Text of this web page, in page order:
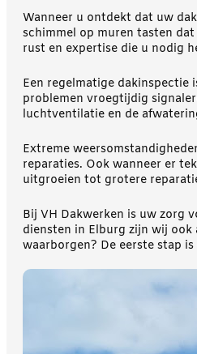
Wanneer u ontdekt dat uw
schimmel op muren tasten
rust en expertise die u nodig
Een regelmatige dakinspectie
problemen vroegtijdig
luchtventilatie en de
Extreme
reparaties. Ook wanneer er
uitgroeien tot grotere
Bij VH Dakwerken is uw zorg
diensten in Elburg zijn wij ook
waarborgen? De eerste stap